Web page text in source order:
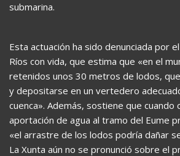
submarina.
Esta actuación ha sido denunciada por
Ríos con vida, que estima que «en el
retenidos unos 30 metros de lodos,
y depositarse en un vertedero
cuenca». Además, sostiene que cuando
aportación de agua al tramo del Eume
«el arrastre de los lodos podría dañar
La Xunta aún no se pronunció sobre el